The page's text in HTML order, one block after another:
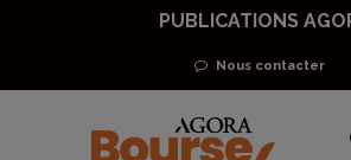
main
PUBLICATIONS
Nous contacter